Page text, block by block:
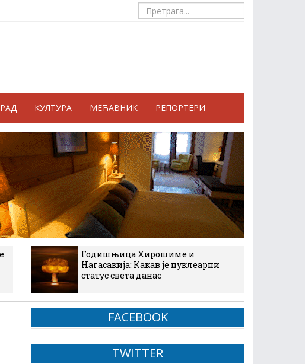
КУЛТУРА МЕЋАВНИК РЕПОРТЕРИ
Годишњица Хирошиме и
Нагасакија: Какав је нуклеарни
статус света данас
FACEBOOK
TWITTER